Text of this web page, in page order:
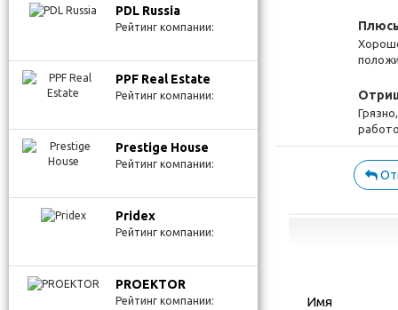
PDL Russia
Рейтинг компании:
PPF Real Estate
Рейтинг компании:
Prestige House
Рейтинг компании:
Pridex
Рейтинг компании:
PROEKTOR
Рейтинг компании: Имя